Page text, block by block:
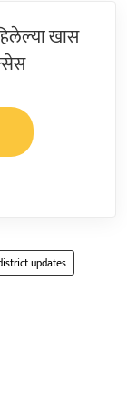
खास
updates